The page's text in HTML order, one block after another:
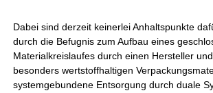
Dabei sind derzeit keinerlei Anhaltspunkte
durch die Befugnis zum Aufbau eines
Materialkreislaufes durch einen Hersteller
besonders wertstoffhaltigen
systemgebundene Entsorgung durch duale